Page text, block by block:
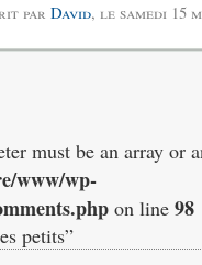
par David, le samedi 15
must be an array or
www/wp-
on line 98
petits”